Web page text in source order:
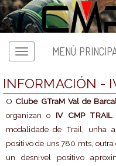
MENÚ
INFORMACIÓN -
O Clube GTraM Val de
organizan o IV CMP
modalidade de Trail, unha
positivo de uns 780 mts,
un desnivel positivo